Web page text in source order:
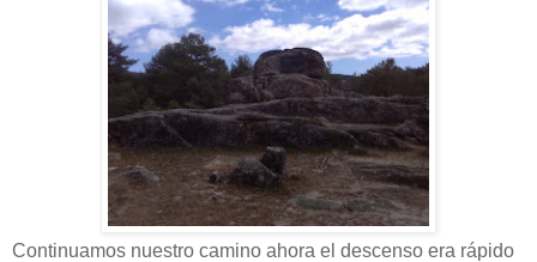
Continuamos nuestro camino ahora el descenso era rápido